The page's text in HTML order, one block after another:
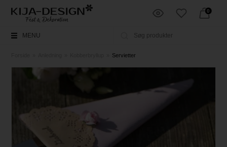
0
MENU
Servietter